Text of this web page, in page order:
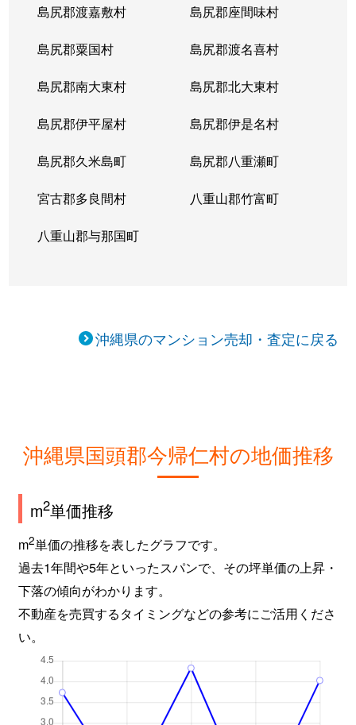
島尻郡渡嘉敷村 島尻郡座間味村
島尻郡粟国村 島尻郡渡名喜村
島尻郡南大東村 島尻郡北大東村
島尻郡伊平屋村 島尻郡伊是名村
島尻郡久米島町 島尻郡八重瀬町
宮古郡多良間村 八重山郡竹富町
八重山郡与那国町
沖縄県のマンション売却・査定に戻る
沖縄県国頭郡今帰仁村の地価推移
m2単価推移
m2単価の推移を表したグラフです。
過去1年間や5年といったスパンで、その坪単価の上昇・
下落の傾向がわかります。
不動産を売買するタイミングなどの参考にご活用くださ
い。